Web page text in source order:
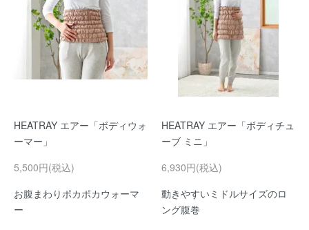
HEATRAY エアー「ボディウォ
ーマー」
5,500円(税込)
お腹まわりポカポカウォーマ
ー
HEATRAY エアー「ボディチュ
ーブ ミニ」
6,930円(税込)
動きやすいミドルサイズのロ
ング腹巻